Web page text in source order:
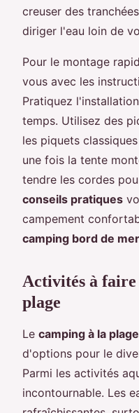
creuser des
diriger l'eau loin de
Pour le montage
vous avec les
Pratiquez
temps. Utilisez des
les piquets
une fois la tente
tendre les cordes
conseils pratiques
campement
camping bord de mer
Activités à
plage
Le camping à la plage
d'options pour le
Parmi les activités
incontournable. Les